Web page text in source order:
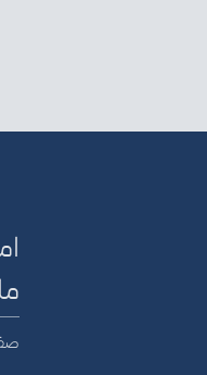
ما